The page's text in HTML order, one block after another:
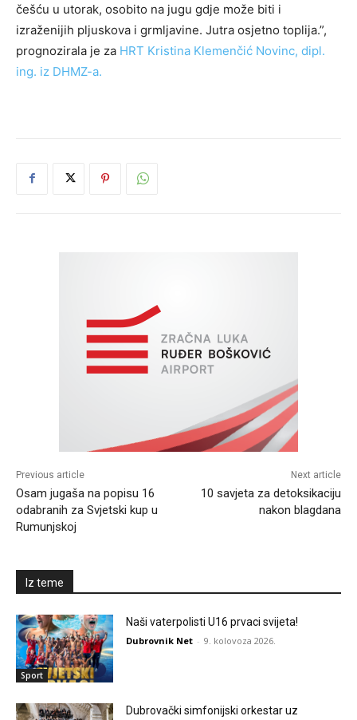
češću u utorak, osobito na jugu gdje može biti i
izraženijih pljuskova i grmljavine. Jutra osjetno toplija.”,
prognozirala je za HRT Kristina Klemenčić Novinc, dipl.
ing. iz DHMZ-a.
Previous article
Osam jugaša na popisu 16
odabranih za Svjetski kup u
Rumunjskoj
Next article
10 savjeta za detoksikaciju
nakon blagdana
Iz teme
Sport
Naši vaterpolisti U16 prvaci svijeta!
Dubrovnik Net - 9. kolovoza 2026.
Dubrovački simfonijski orkestar uz